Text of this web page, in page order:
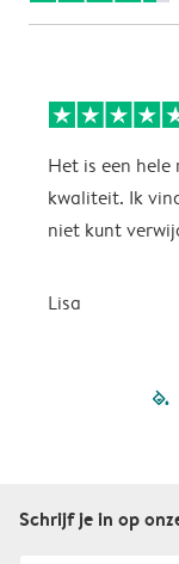
Het is een
kwaliteit. Ik
niet kunt
Lisa
Schrijf je in op